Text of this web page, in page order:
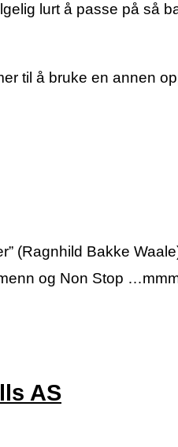
lurt å passe på så
til å bruke en annen
(Ragnhild Bakke
og Non Stop
AS